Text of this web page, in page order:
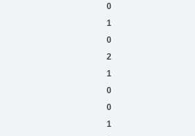
0
1
0
2
1
0
0
1